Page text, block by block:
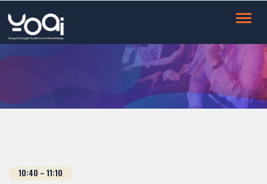
10:40 – 11:10